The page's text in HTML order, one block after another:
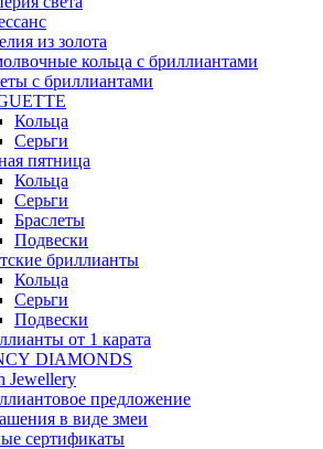
из золота
кольца с бриллиантами
с бриллиантами
Кольца
Серьги
пятница
Кольца
Серьги
Браслеты
Подвески
бриллианты
Кольца
Серьги
Подвески
от 1 карата
DIAMONDS
Jewellery
предложение
в виде змеи
сертификаты